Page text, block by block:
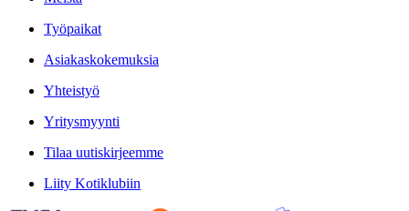
Työpaikat
Asiakaskokemuksia
Yhteistyö
Yritysmyynti
Tilaa uutiskirjeemme
Liity Kotiklubiin